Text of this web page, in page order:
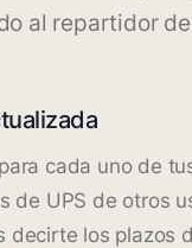
al repartidor de
cada uno de
de UPS de otros
decirte los plazos